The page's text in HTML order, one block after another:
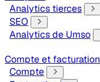
Analytics tierces
SEO
Analytics de Umso
Compte et facturation
Compte